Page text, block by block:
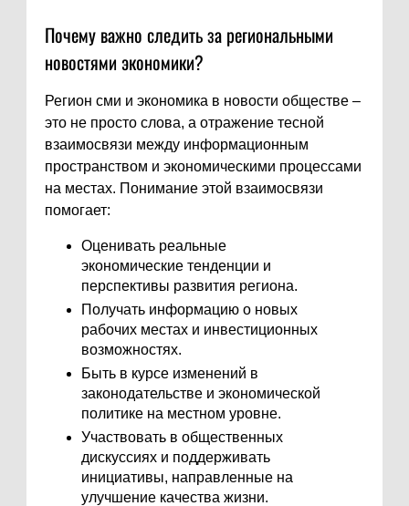
Почему важно следить за региональными
новостями экономики?
Регион сми и экономика в новости обществе –
это не просто слова, а отражение тесной
взаимосвязи между информационным
пространством и экономическими процессами
на местах. Понимание этой взаимосвязи
помогает:
Оценивать реальные
экономические тенденции и
перспективы развития региона.
Получать информацию о новых
рабочих местах и инвестиционных
возможностях.
Быть в курсе изменений в
законодательстве и экономической
политике на местном уровне.
Участвовать в общественных
дискуссиях и поддерживать
инициативы, направленные на
улучшение качества жизни.